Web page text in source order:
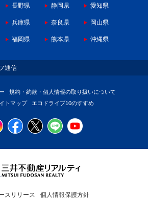
長野県 静岡県 愛知県
兵庫県 奈良県 岡山県
福岡県 熊本県 沖縄県
通信
規約・約款・個人情報の取り扱いについて
トマップ エコドライブ10のすすめ
スリリース 個人情報保護方針